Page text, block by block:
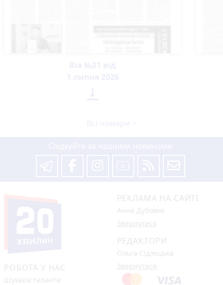
РОБОТА У НАС
Шукаєм таланти
РЕКЛАМА НА САЙТІ
Анна Дубовик
Звернутися
РЕДАКТОРИ
Ольга Сідлецька
Звернутися